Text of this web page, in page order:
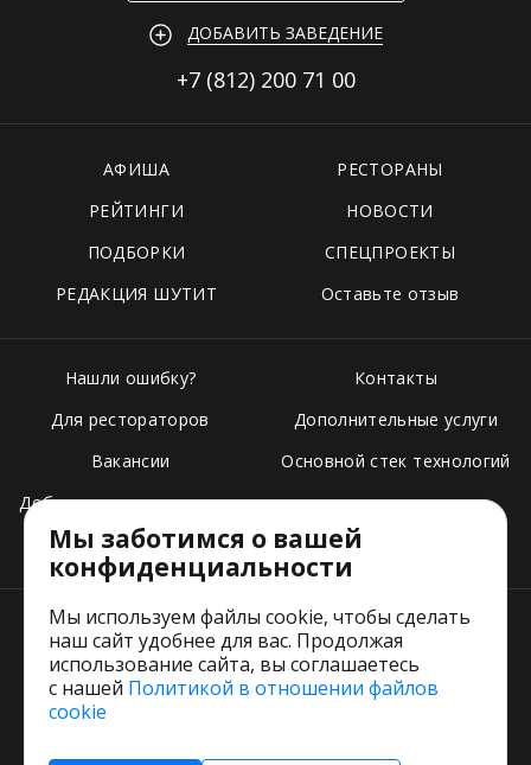
ДОБАВИТЬ ЗАВЕДЕНИЕ
+7 (812) 200 71 00
АФИША
РЕСТОРАНЫ
РЕЙТИНГИ
НОВОСТИ
ПОДБОРКИ
СПЕЦПРОЕКТЫ
РЕДАКЦИЯ ШУТИТ
Оставьте отзыв
Нашли ошибку?
Для рестораторов
Вакансии
Добавить свое заведение
Тарифы
Контакты
Дополнительные услуги
Основной стек технологий
Пользовательское соглашение
Мы заботимся о вашей
конфиденциальности
Мы используем файлы cookie, чтобы сделать
наш сайт удобнее для вас. Продолжая
использование сайта, вы соглашаетесь
с нашей Политикой в отношении файлов
cookie